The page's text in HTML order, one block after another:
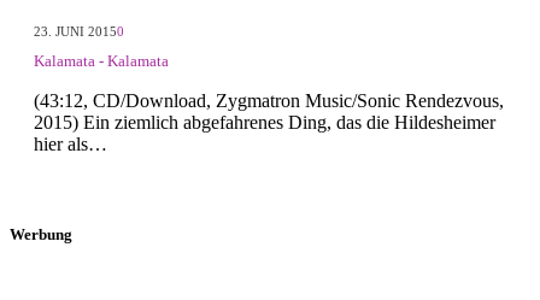
23. JUNI 20150
Kalamata - Kalamata
(43:12, CD/Download, Zygmatron Music/Sonic Rendezvous,
2015) Ein ziemlich abgefahrenes Ding, das die Hildesheimer
hier als…
Werbung